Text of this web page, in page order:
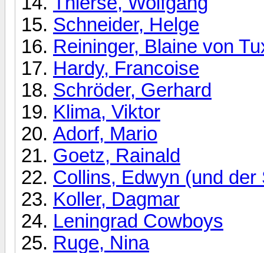
Schneider, Helge
Reininger, Blaine von
Hardy, Francoise
Schröder, Gerhard
Klima, Viktor
Adorf, Mario
Goetz, Rainald
Collins, Edwyn (und der
Koller, Dagmar
Leningrad Cowboys
Ruge, Nina